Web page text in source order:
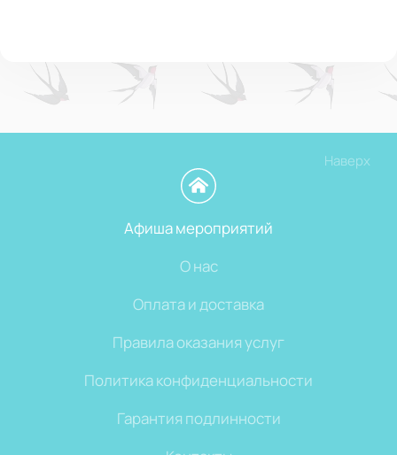
Наверх
Афиша мероприятий
О нас
Оплата и доставка
Правила оказания услуг
Политика конфиденциальности
Гарантия подлинности